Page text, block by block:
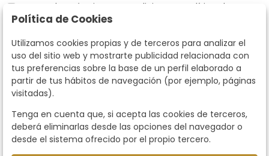
Acepto los Términos y Condiciones
Política de
privacidad
Según la LOPD y disposiciones de desarrollo, informamos que sus
datos personales serán tratados por parte de Subastas Segre con la
finalidad de gestionar la relación comercial. Puede ejercitar los
derechos de acceso, rectificación, cancelación, oposición y demás
derechos en los términos establecidos en la normativa vigente
dirigiéndote a nosotros. Asimismo, nos puede solicitar el envío de
llamando al teléfono 915159584 o enviando un e-mail a
info@subastassegre.es
Este sitio está protegido por reCAPTCHA y se aplican la
Términos de servicio de Google.
Política de Cookies
Utilizamos cookies propias y de terceros para analizar el
uso del sitio web y mostrarte publicidad relacionada con
tus preferencias sobre la base de un perfil elaborado a
partir de tus hábitos de navegación (por ejemplo, páginas
visitadas).
Tenga en cuenta que, si acepta las cookies de terceros,
deberá eliminarlas desde las opciones del navegador o
desde el sistema ofrecido por el propio tercero.